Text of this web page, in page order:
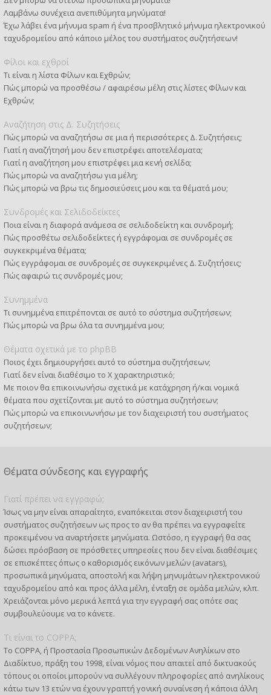
Λαμβάνω συνέχεια ανεπιθύμητα μηνύματα!
Έχω λάβει ένα μήνυμα spam ή ένα προσβλητικό μήνυμα ηλεκτρονικού
ταχυδρομείου από κάποιο μέλος του συστήματος συζητήσεων!
Φίλοι και εχθροί
Τι είναι η λίστα Φίλων και Εχθρών;
Πώς μπορώ να προσθέσω / αφαιρέσω μέλη στις λίστες Φίλων και
Εχθρών;
Αναζήτηση στις Δ. Συζητήσεις
Πώς μπορώ να αναζητήσω σε μια ή περισσότερες Δ. Συζητήσεις;
Γιατί η αναζήτησή μου δεν επιστρέφει αποτελέσματα;
Γιατί η αναζήτηση μου επιστρέφει μια κενή σελίδα;
Πώς μπορώ να αναζητήσω για μέλη;
Πώς μπορώ να βρω τις δημοσιεύσεις μου και τα θέματά μου;
Συνδρομές και Σελιδοδείκτες
Ποια είναι η διαφορά ανάμεσα σε σελιδοδείκτη και συνδρομή;
Πώς προσθέτω σελιδοδείκτες ή εγγράφομαι σε συνδρομές σε
συγκεκριμένα θέματα;
Πώς εγγράφομαι σε συνδρομές σε συγκεκριμένες Δ. Συζητήσεις;
Πώς αφαιρώ τις συνδρομές μου;
Συνημμένα
Τι συνημμένα επιτρέπονται σε αυτό το σύστημα συζητήσεων;
Πώς μπορώ να βρω όλα τα συνημμένα μου;
Θέματα σχετικά με το phpBB
Ποιος έχει δημιουργήσει αυτό το σύστημα συζητήσεων;
Γιατί δεν είναι διαθέσιμο το Χ χαρακτηριστικό;
Με ποιον θα επικοινωνήσω σχετικά με κατάχρηση ή/και νομικά
θέματα που σχετίζονται με αυτό το σύστημα συζητήσεων;
Πώς μπορώ να επικοινωνήσω με τον διαχειριστή του συστήματος
συζητήσεων;
Θέματα σύνδεσης και εγγραφής
Γιατί πρέπει να εγγραφώ;
Ίσως να μην είναι απαραίτητο, εναπόκειται στον διαχειριστή του
συστήματος συζητήσεων ως προς το αν θα πρέπει να εγγραφείτε
προκειμένου να αναρτήσετε μηνύματα. Ωστόσο, η εγγραφή θα σας
δώσει πρόσβαση σε πρόσθετες υπηρεσίες που δεν είναι διαθέσιμες
σε επισκέπτες όπως ο καθορισμός εικόνων μελών (avatars),
προσωπικά μηνύματα, αποστολή και λήψη μηνυμάτων ηλεκτρονικού
ταχυδρομείου από και προς άλλα μέλη, ένταξη σε ομάδα μελών, κλπ.
Χρειάζονται μόνο μερικά λεπτά για την εγγραφή σας οπότε σας
συμβουλεύουμε να το κάνετε.
Τι είναι το COPPA;
Το COPPA, ή Προστασία Προσωπικών Δεδομένων Ανηλίκων στο
Διαδίκτυο, πράξη του 1998, είναι νόμος που απαιτεί από δικτυακούς
τόπους οι οποίοι μπορούν να συλλέγουν πληροφορίες από ανηλίκους
κάτω των 13 ετών να έχουν γραπτή γονική συναίνεση ή κάποια άλλη